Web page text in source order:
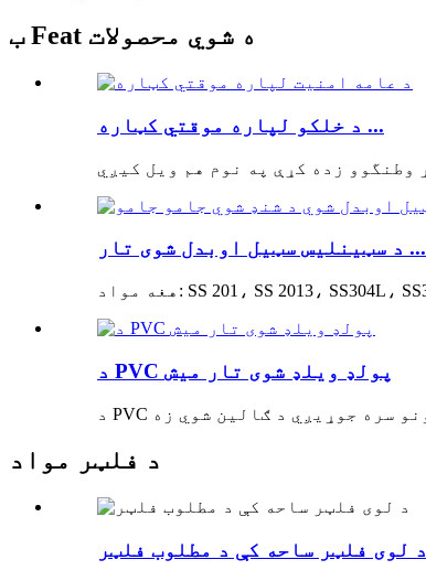
ب Feat ه شوي محصولات
د خلکو لپاره موقتي کټاره ...
د سټینلیس سټیل اوبدل شوی تار ...
د PVC پولډ ویلډ شوی تار میش
د فلټر مواد
د لوی فلټر ساحه کې د مطلوب فلټر